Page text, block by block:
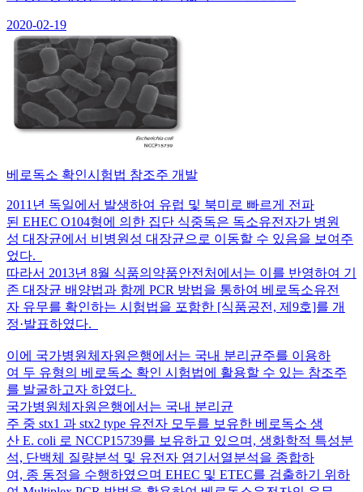
2020-02-19
베로독소 확인시험법 참조주 개발
2011년 독일에서 발생하여 유럽 및 북미로 빠르게 전파
된 EHEC O104형에 의한 집단 식중독은 독소유전자가 병원
성 대장균에서 비병원성 대장균으로 이동할 수 있음을 보여주
었다.
따라서 2013년 8월 식품의약품안전처에서는 이를 반영하여 기
존 대장균 배양법과 함께 PCR 방법을 통하여 베로독소유전
자 유무를 확인하는 시험법을 포함한 [식품공전, 제9호]를 개
정·발표하였다.
이에 국가병원체자원은행에서는 국내 분리균주를 이용하
여 두 유형의 베로독소 확인 시험법에 활용할 수 있는 참조주
를 발굴하고자 하였다.
국가병원체자원은행에서는 국내 분리균
주 중 stx1 과 stx2 type 유전자 모두를 보유한 베로독소 생
산 E. coli 로 NCCP15739를 보유하고 있으며, 생화학적 특성분
석, 단백체 질량분석 및 유전자 염기서열분석을 종합하
여, 종 동정을 수행하였으며 EHEC 및 ETEC를 검출하기 위하